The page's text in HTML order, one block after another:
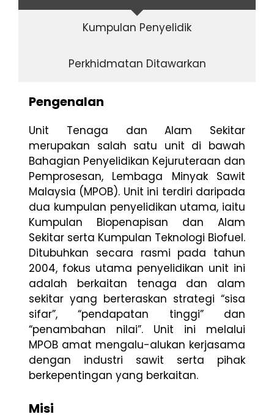
Kumpulan Penyelidik
Perkhidmatan Ditawarkan
Pengenalan
Unit Tenaga dan Alam Sekitar
merupakan salah satu unit di bawah
Bahagian Penyelidikan Kejuruteraan dan
Pemprosesan, Lembaga Minyak Sawit
Malaysia (MPOB). Unit ini terdiri daripada
dua kumpulan penyelidikan utama, iaitu
Kumpulan Biopenapisan dan Alam
Sekitar serta Kumpulan Teknologi Biofuel.
Ditubuhkan secara rasmi pada tahun
2004, fokus utama penyelidikan unit ini
adalah berkaitan tenaga dan alam
sekitar yang berteraskan strategi “sisa
sifar”, “pendapatan tinggi” dan
“penambahan nilai”. Unit ini melalui
MPOB amat mengalu-alukan kerjasama
dengan industri sawit serta pihak
berkepentingan yang berkaitan.
Misi